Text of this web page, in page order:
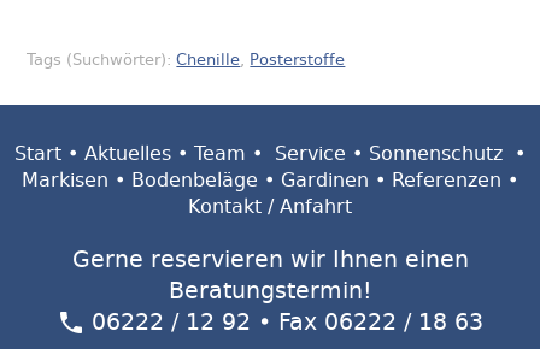
Tags (Suchwörter):Chenille, Posterstoffe
Start • Aktuelles • Team • Service • Sonnenschutz •
Markisen • Bodenbeläge • Gardinen • Referenzen •
Kontakt / Anfahrt
Gerne reservieren wir Ihnen einen
Beratungstermin!
06222 / 12 92 • Fax 06222 / 18 63